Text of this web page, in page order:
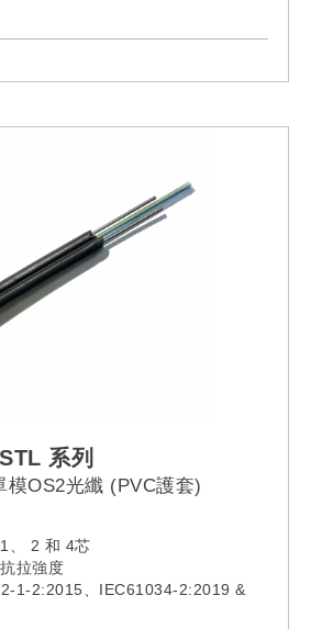
系列
模OS2光纖 (PVC護套)
、 2 和 4芯
拉強度
1-2:2015、IEC61034-2:2019 &